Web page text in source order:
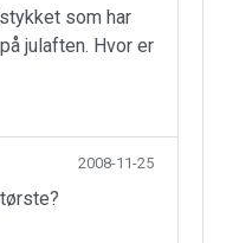
som har
julaften. Hvor er
2008-11-25